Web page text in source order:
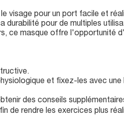
visage pour un port facile et
durabilité pour de multiples
ce masque offre l'opportunité
et fixez-les avec une
des conseils
de rendre les exercices plus